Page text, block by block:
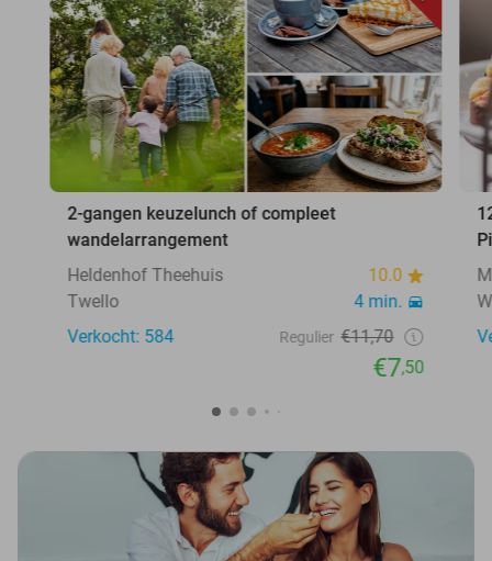
2-gangen keuzelunch of compleet
wandelarrangement
Heldenhof Theehuis
10.0
Twello
4 min.
Verkocht: 584
Regulier €11,70
€7,50